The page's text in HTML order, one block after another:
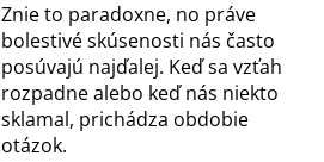
Znie to paradoxne, no práve
bolestivé skúsenosti nás často
posúvajú najďalej. Keď sa vzťah
rozpadne alebo keď nás niekto
sklamal, prichádza obdobie
otázok.